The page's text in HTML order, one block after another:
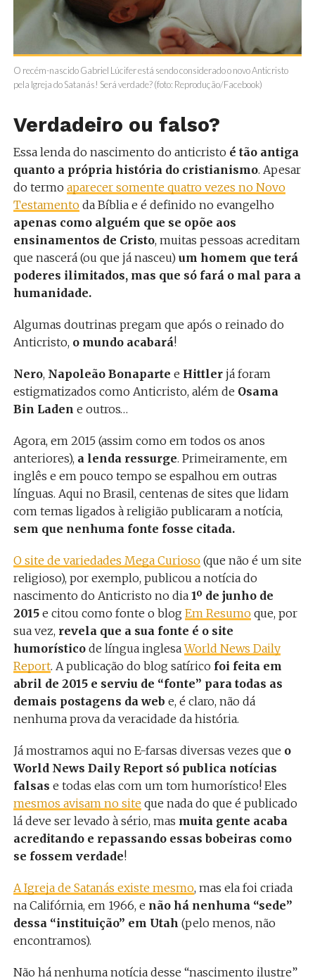
O recém-nascido Gabriel Lúcifer está sendo considerado o novo Anticristo
pela Igreja do Satanás! Será verdade? (foto: Reprodução/Facebook)
Verdadeiro ou falso?
Essa lenda do nascimento do anticristo é tão antiga
quanto a própria história do cristianismo. Apesar
do termo aparecer somente quatro vezes no Novo
Testamentoda Bíblia e é definido no evangelho
apenas como alguém que se opõe aos
ensinamentos de Cristo, muitas pessoas acreditam
que nascerá (ou que já nasceu) um homem que terá
poderes ilimitados, mas que só fará o mal para a
humanidade.
Algumas doutrinas pregam que após o reinado do
Anticristo, o mundo acabará!
Nero, Napoleão Bonaparte e Hittlerjá foram
estigmatizados como Anticristo, além de Osama
Bin Laden e outros…
Agora, em 2015 (assim como em todos os anos
anteriores), a lenda ressurge. Primeiramente, em
inglês e em pouco tempo se espalhou em outras
línguas. Aqui no Brasil, centenas de sites que lidam
com temas ligados à religião publicaram a notícia,
sem que nenhuma fonte fosse citada.
O site de variedades Mega Curioso(que não é um site
religioso), por exemplo, publicou a notícia do
nascimento do Anticristo no dia 1º de junho de
2015e citou como fonte o blog Em Resumoque, por
sua vez, revela que a sua fonte é o site
humorísticode língua inglesaWorld News Daily
Report. A publicação do blog satírico foi feita em
abril de 2015 e serviu de “fonte” para todas as
demais postagens da web e, é claro, não dá
nenhuma prova da veracidade da história.
Já mostramos aqui no E-farsas diversas vezes que o
World News Daily Report só publica notícias
falsas e todas elas com um tom humorístico! Eles
mesmos avisam no siteque nada do que é publicado
lá deve ser levado à sério, mas muita gente acaba
acreditando e repassando essas bobeiras como
se fossem verdade!
A Igreja de Satanás existe mesmo, mas ela foi criada
na Califórnia, em 1966, e não há nenhuma “sede”
dessa “instituição” em Utah (pelo menos, não
encontramos).
Não há nenhuma notícia desse “nascimento ilustre”